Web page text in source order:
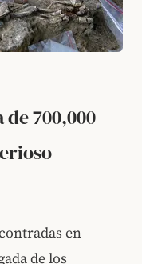
700,000
en
de los